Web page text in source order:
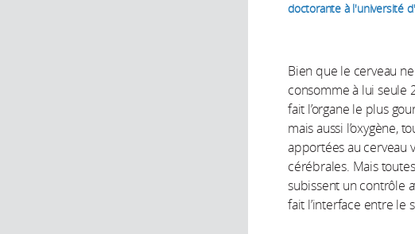
doctorante à l'université
Bien que le cerveau
consomme à lui seule
fait l’organe le plus
mais aussi l’oxygène,
apportées au cerveau
cérébrales. Mais
subissent un contrôle
fait l’interface entre le